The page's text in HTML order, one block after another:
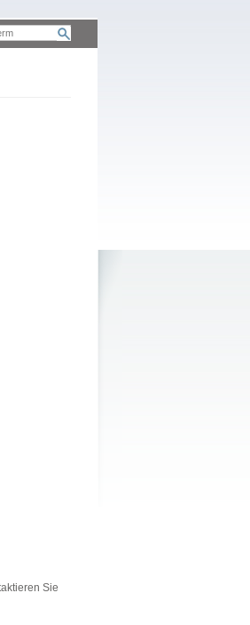
Sie